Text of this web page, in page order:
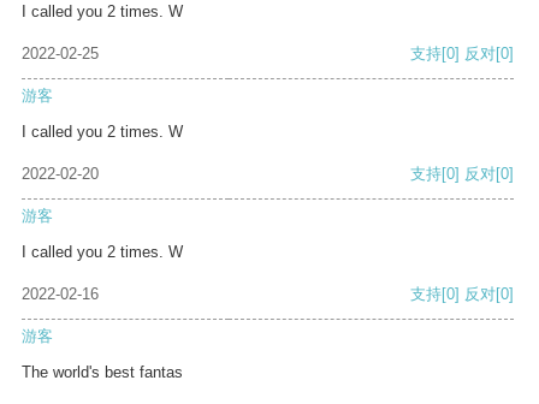
I called you 2 times. W
2022-02-25 支持[0] 反对[0]
游客
I called you 2 times. W
2022-02-20 支持[0] 反对[0]
游客
I called you 2 times. W
2022-02-16 支持[0] 反对[0]
游客
The world's best fantas